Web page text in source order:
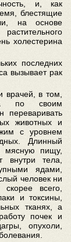
и, как
блестящие
на основе
холестерина
последних
вызывает рак
в том,
по своим
переваривать
животных и
с уровнем
Длинный
мясную пищу,
внутри тела,
ядами,
человек ни
всего,
и токсины,
тканях, а
почек и
опухоли,